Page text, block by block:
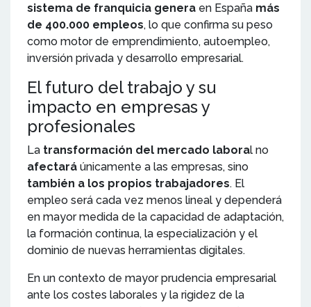
sistema de franquicia genera en España más
de 400.000 empleos, lo que confirma su peso
como motor de emprendimiento, autoempleo,
inversión privada y desarrollo empresarial.
El futuro del trabajo y su
impacto en empresas y
profesionales
La transformación del mercado laboral no
afectará únicamente a las empresas, sino
también a los propios trabajadores. El
empleo será cada vez menos lineal y dependerá
en mayor medida de la capacidad de adaptación,
la formación continua, la especialización y el
dominio de nuevas herramientas digitales.
En un contexto de mayor prudencia empresarial
ante los costes laborales y la rigidez de la